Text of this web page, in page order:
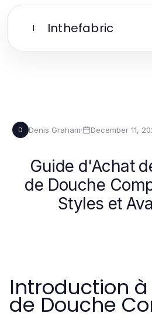
I Inthefabric
D Denis Graham· December 11,
Guide d'Achat
de Douche
Styles et
Introduction
de Douche